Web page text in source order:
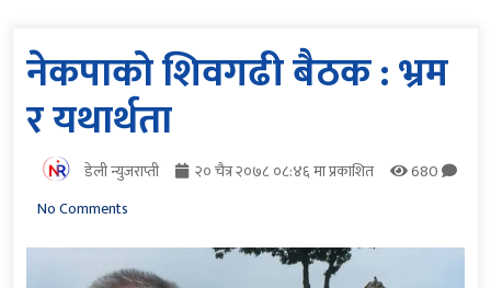
नेकपाको शिवगढी बैठक : भ्रम
र यथार्थता
डेली न्युजराप्ती २० चैत्र २०७८ ०८:४६ मा प्रकाशित
680
No Comments